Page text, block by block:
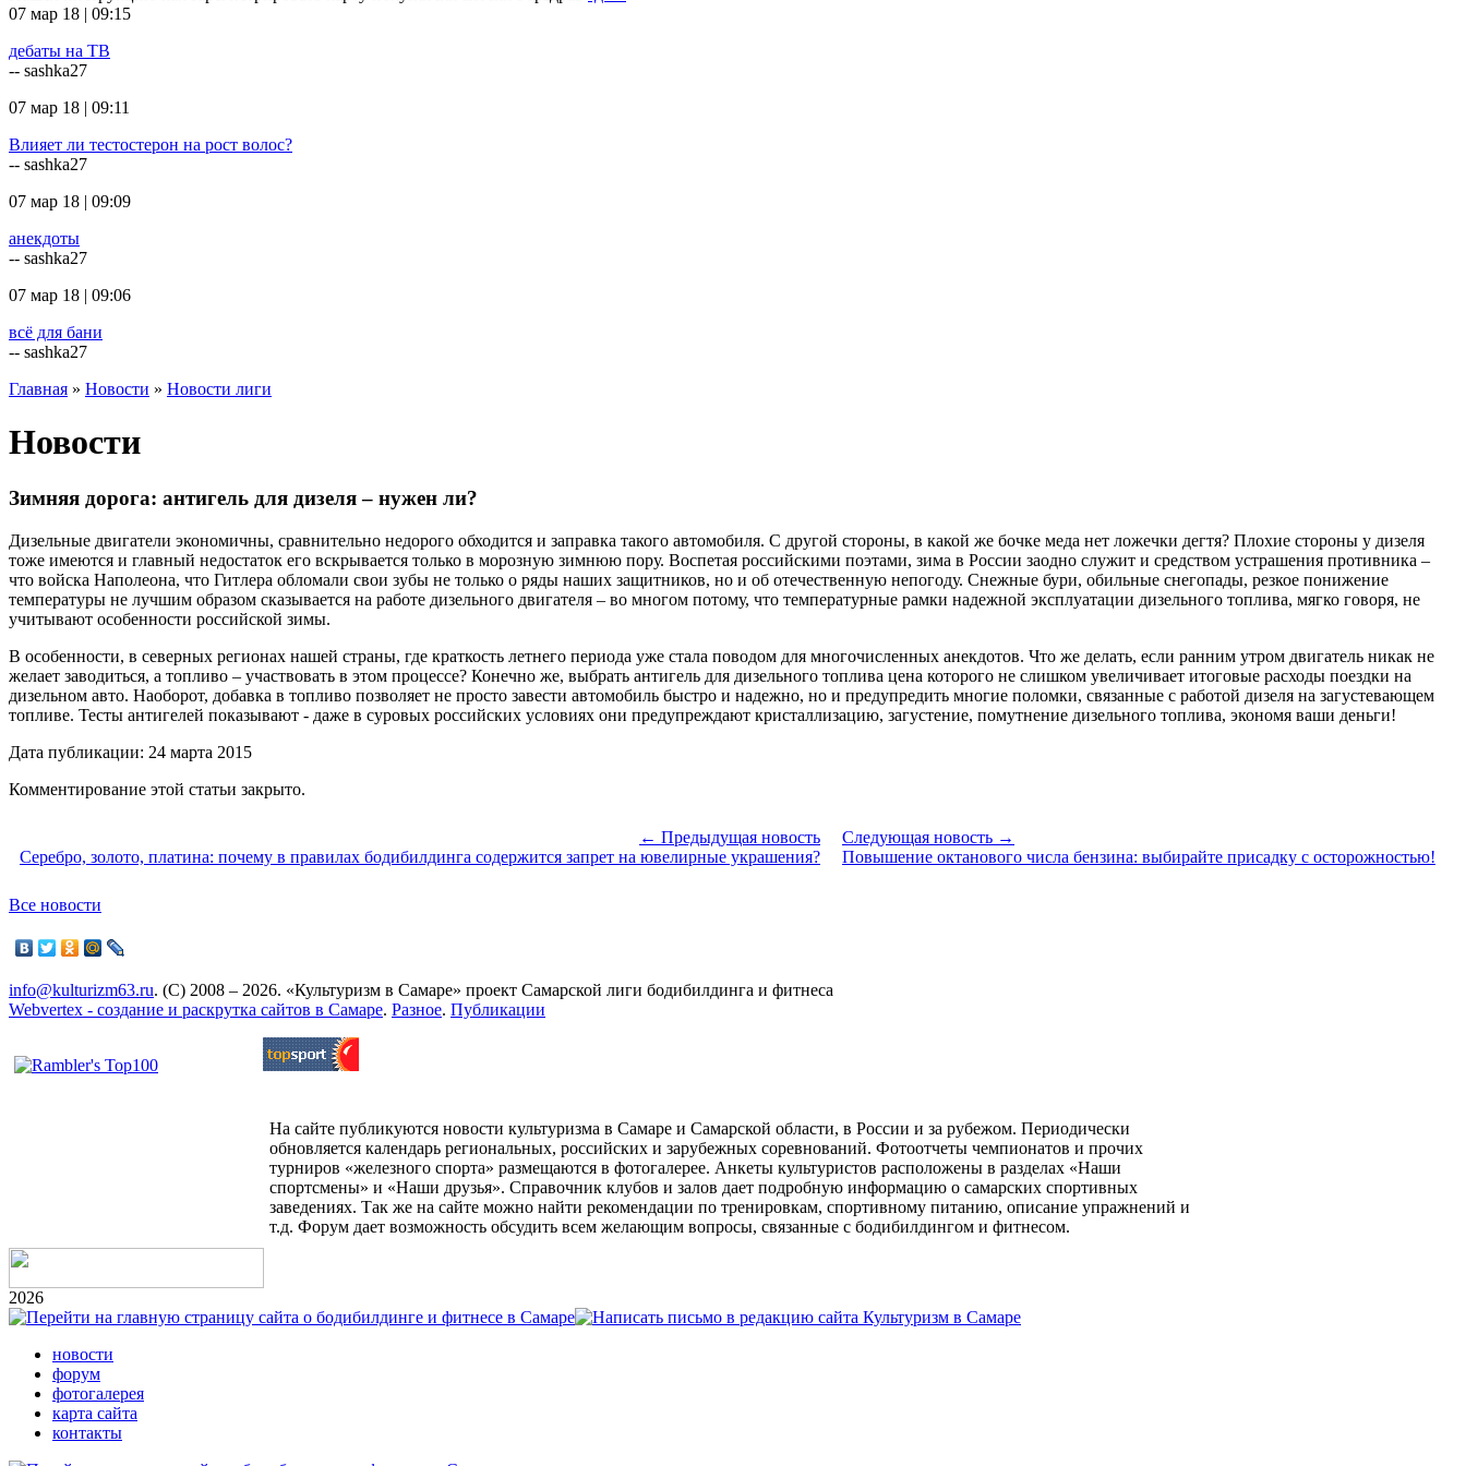
07 мар 18 | 09:15
дебаты на ТВ
-- sashka27
07 мар 18 | 09:11
Влияет ли тестостерон на рост волос?
-- sashka27
07 мар 18 | 09:09
анекдоты
-- sashka27
07 мар 18 | 09:06
всё для бани
-- sashka27
Главная » Новости » Новости лиги
Новости
Зимняя дорога: антигель для дизеля – нужен ли?
Дизельные двигатели экономичны, сравнительно недорого обходится и заправка такого автомобиля. С другой стороны, в какой же бочке меда нет ложечки дегтя? Плохие стороны у дизеля
тоже имеются и главный недостаток его вскрывается только в морозную зимнюю пору. Воспетая российскими поэтами, зима в России заодно служит и средством устрашения противника –
что войска Наполеона, что Гитлера обломали свои зубы не только о ряды наших защитников, но и об отечественную непогоду. Снежные бури, обильные снегопады, резкое понижение
температуры не лучшим образом сказывается на работе дизельного двигателя – во многом потому, что температурные рамки надежной эксплуатации дизельного топлива, мягко говоря, не
учитывают особенности российской зимы.
В особенности, в северных регионах нашей страны, где краткость летнего периода уже стала поводом для многочисленных анекдотов. Что же делать, если ранним утром двигатель никак не
желает заводиться, а топливо – участвовать в этом процессе? Конечно же, выбрать антигель для дизельного топлива цена которого не слишком увеличивает итоговые расходы поездки на
дизельном авто. Наоборот, добавка в топливо позволяет не просто завести автомобиль быстро и надежно, но и предупредить многие поломки, связанные с работой дизеля на загустевающем
топливе. Тесты антигелей показывают - даже в суровых российских условиях они предупреждают кристаллизацию, загустение, помутнение дизельного топлива, экономя ваши деньги!
Дата публикации: 24 марта 2015
Комментирование этой статьи закрыто.
← Предыдущая новость
Серебро, золото, платина: почему в правилах бодибилдинга содержится запрет на ювелирные украшения?
Следующая новость →
Повышение октанового числа бензина: выбирайте присадку с осторожностью!
Все новости
info@kulturizm63.ru. (C) 2008 – 2026. «Культуризм в Самаре» проект Самарской лиги бодибилдинга и фитнеса
Webvertex - создание и раскрутка сайтов в Самаре. Разное. Публикации
На сайте публикуются новости культуризма в Самаре и Самарской области, в России и за рубежом. Периодически
обновляется календарь региональных, российских и зарубежных соревнований. Фотоотчеты чемпионатов и прочих
турниров «железного спорта» размещаются в фотогалерее. Анкеты культуристов расположены в разделах «Наши
спортсмены» и «Наши друзья». Справочник клубов и залов дает подробную информацию о самарских спортивных
заведениях. Так же на сайте можно найти рекомендации по тренировкам, спортивному питанию, описание упражнений и
т.д. Форум дает возможность обсудить всем желающим вопросы, связанные с бодибилдингом и фитнесом.
2026
новости
форум
фотогалерея
карта сайта
контакты